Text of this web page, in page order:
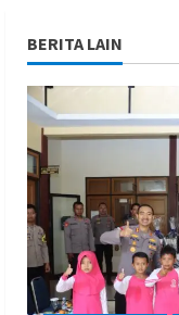
BERITA LAIN